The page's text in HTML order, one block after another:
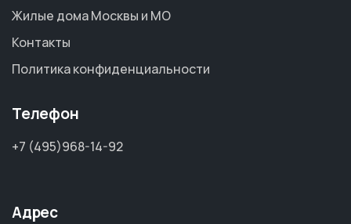
Жилые дома Москвы и МО
Контакты
Политика конфиденциальности
Телефон
+7 (495)968-14-92
Адрес